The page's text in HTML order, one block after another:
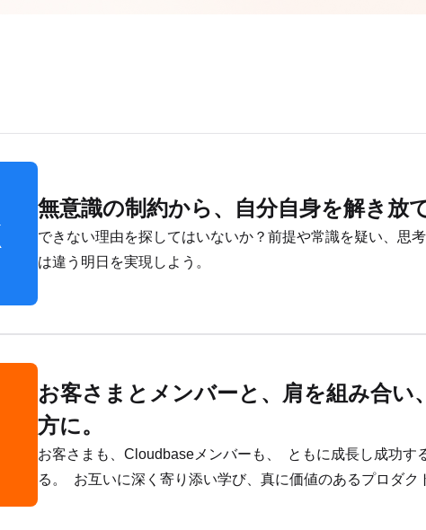
無意識の制約から、自分自身を解き放
できない理由を探してはいないか？前提や常識を疑い、思
は違う明日を実現しよう。
お客さまとメンバーと、肩を組み合い
方に。
お客さまも、Cloudbaseメンバーも、  ともに成長し成功す
る。  お互いに深く寄り添い学び、真に価値のあるプロダク